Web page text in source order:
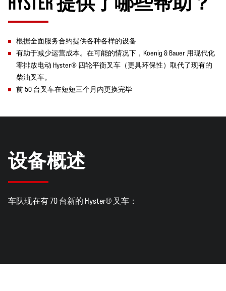
根据全面服务合约提供各种各样的设备
有助于减少运营成本。在可能的情况下，Koenig & Bauer 用现代化
零排放电动 Hyster® 四轮平衡叉车（更具环保性）取代了现有的
柴油叉车。
前 50 台叉车在短短三个月内更换完毕
设备概述
车队现在有 70 台新的 Hyster® 叉车：